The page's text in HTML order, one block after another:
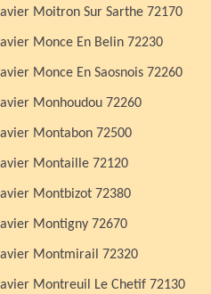
Moitron Sur Sarthe 72170
Monce En Belin 72230
Monce En Saosnois 72260
Monhoudou 72260
Montabon 72500
Montaille 72120
Montbizot 72380
Montigny 72670
Montmirail 72320
Montreuil Le Chetif 72130